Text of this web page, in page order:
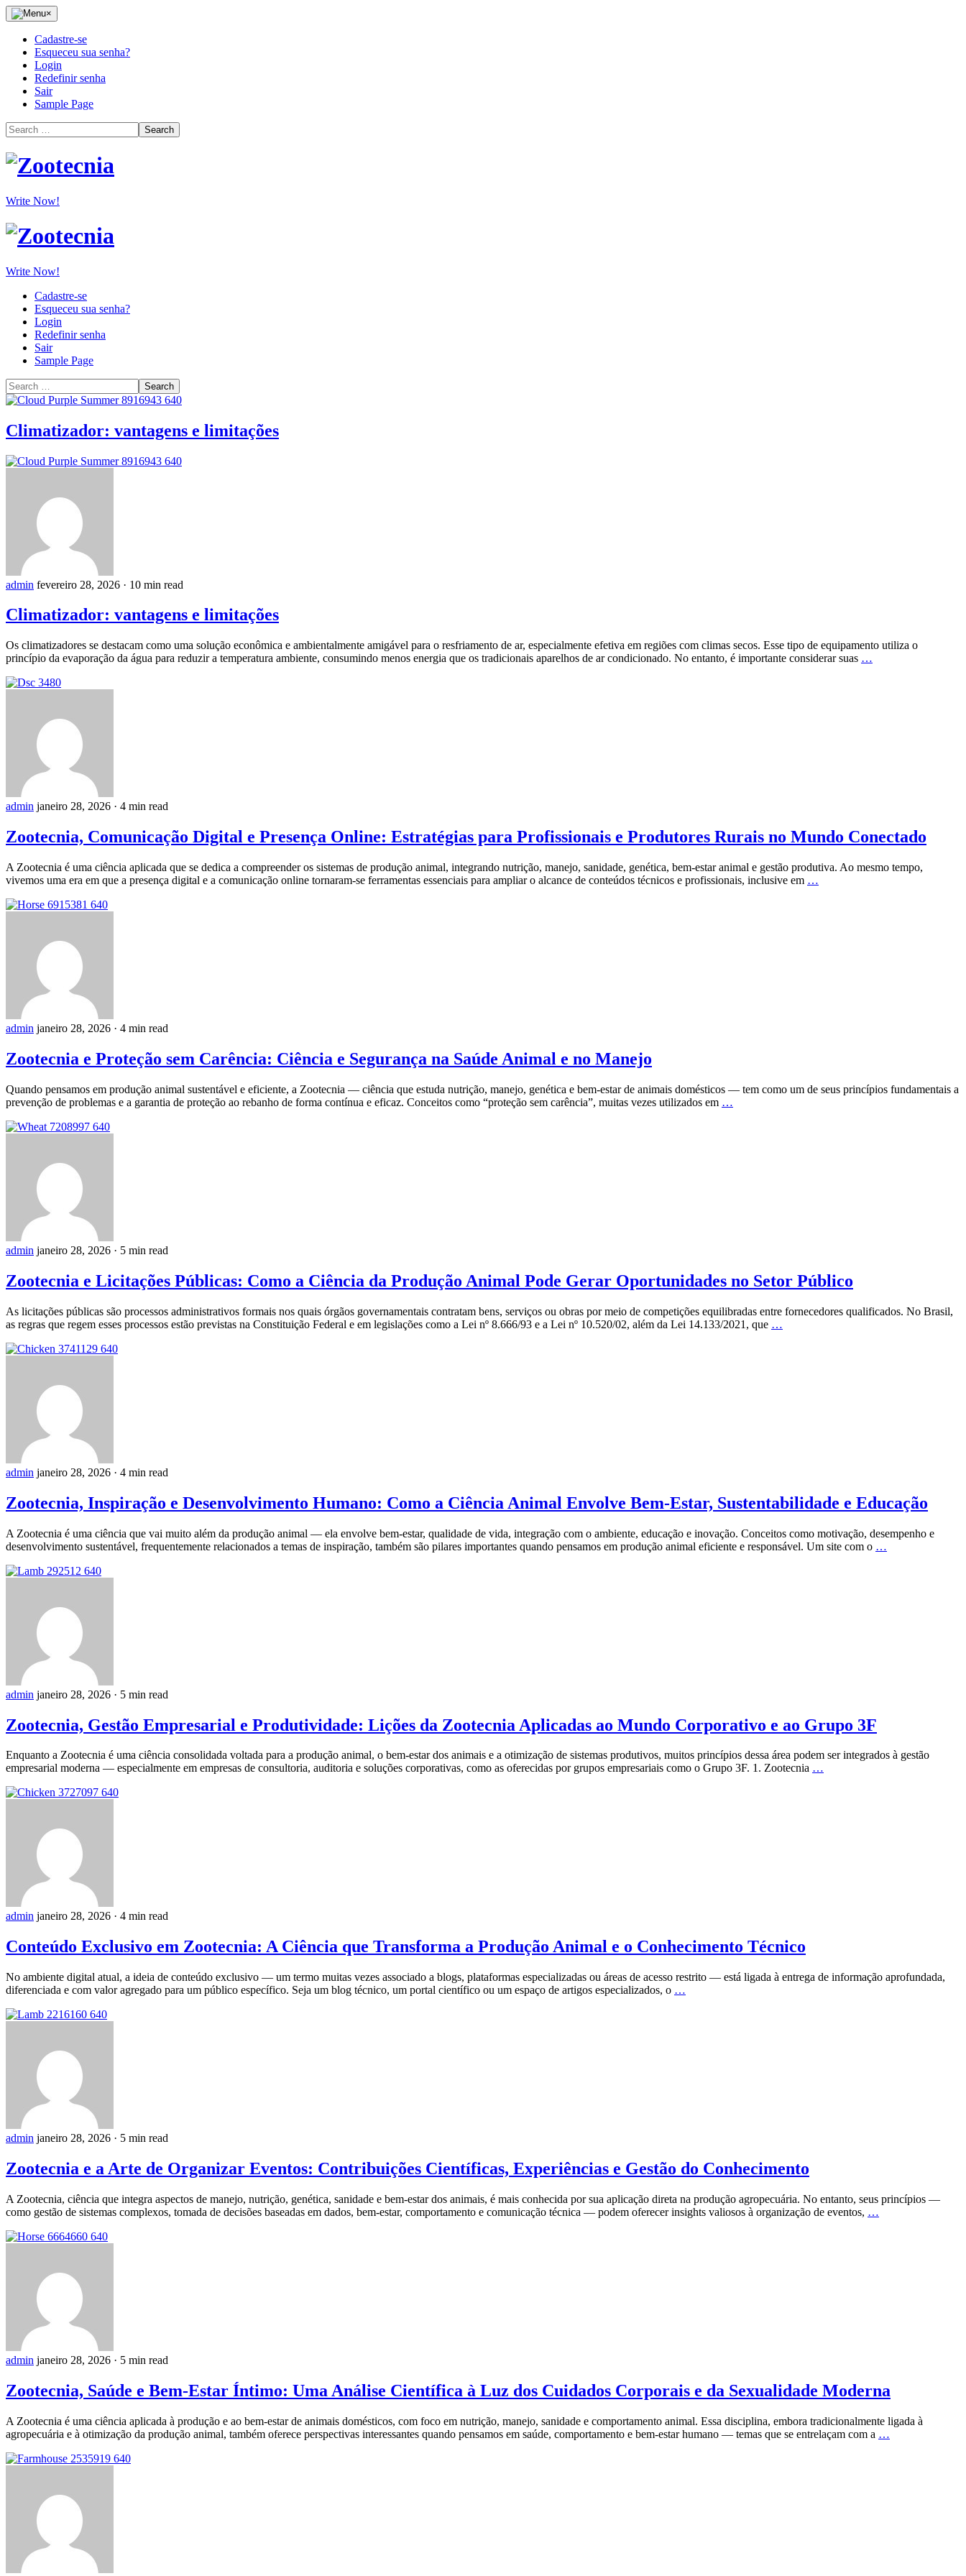
Skip
to
content
Menu ×
Cadastre-se
Esqueceu sua senha?
Login
Redefinir senha
Sair
Sample Page
Search
for:
Zootecnia
Write Now!
Zootecnia
Write Now!
Cadastre-se
Esqueceu sua senha?
Login
Redefinir senha
Sair
Sample Page
Search
for:
Climatizador: vantagens e limitações
admin fevereiro 28, 2026 · 10 min read
Climatizador: vantagens e limitações
Os climatizadores se destacam como uma solução econômica e ambientalmente amigável para o resfriamento de ar, especialmente efetiva em regiões com climas secos. Esse tipo de equipamento utiliza o
princípio da evaporação da água para reduzir a temperatura ambiente, consumindo menos energia que os tradicionais aparelhos de ar condicionado. No entanto, é importante considerar suas …
admin janeiro 28, 2026 · 4 min read
Zootecnia, Comunicação Digital e Presença Online: Estratégias para Profissionais e Produtores Rurais no Mundo Conectado
A Zootecnia é uma ciência aplicada que se dedica a compreender os sistemas de produção animal, integrando nutrição, manejo, sanidade, genética, bem-estar animal e gestão produtiva. Ao mesmo tempo,
vivemos uma era em que a presença digital e a comunicação online tornaram-se ferramentas essenciais para ampliar o alcance de conteúdos técnicos e profissionais, inclusive em …
admin janeiro 28, 2026 · 4 min read
Zootecnia e Proteção sem Carência: Ciência e Segurança na Saúde Animal e no Manejo
Quando pensamos em produção animal sustentável e eficiente, a Zootecnia — ciência que estuda nutrição, manejo, genética e bem-estar de animais domésticos — tem como um de seus princípios fundamentais a
prevenção de problemas e a garantia de proteção ao rebanho de forma contínua e eficaz. Conceitos como “proteção sem carência”, muitas vezes utilizados em …
admin janeiro 28, 2026 · 5 min read
Zootecnia e Licitações Públicas: Como a Ciência da Produção Animal Pode Gerar Oportunidades no Setor Público
As licitações públicas são processos administrativos formais nos quais órgãos governamentais contratam bens, serviços ou obras por meio de competições equilibradas entre fornecedores qualificados. No Brasil,
as regras que regem esses processos estão previstas na Constituição Federal e em legislações como a Lei nº 8.666/93 e a Lei nº 10.520/02, além da Lei 14.133/2021, que …
admin janeiro 28, 2026 · 4 min read
Zootecnia, Inspiração e Desenvolvimento Humano: Como a Ciência Animal Envolve Bem-Estar, Sustentabilidade e Educação
A Zootecnia é uma ciência que vai muito além da produção animal — ela envolve bem-estar, qualidade de vida, integração com o ambiente, educação e inovação. Conceitos como motivação, desempenho e
desenvolvimento sustentável, frequentemente relacionados a temas de inspiração, também são pilares importantes quando pensamos em produção animal eficiente e responsável. Um site com o …
admin janeiro 28, 2026 · 5 min read
Zootecnia, Gestão Empresarial e Produtividade: Lições da Zootecnia Aplicadas ao Mundo Corporativo e ao Grupo 3F
Enquanto a Zootecnia é uma ciência consolidada voltada para a produção animal, o bem-estar dos animais e a otimização de sistemas produtivos, muitos princípios dessa área podem ser integrados à gestão
empresarial moderna — especialmente em empresas de consultoria, auditoria e soluções corporativas, como as oferecidas por grupos empresariais como o Grupo 3F. 1. Zootecnia …
admin janeiro 28, 2026 · 4 min read
Conteúdo Exclusivo em Zootecnia: A Ciência que Transforma a Produção Animal e o Conhecimento Técnico
No ambiente digital atual, a ideia de conteúdo exclusivo — um termo muitas vezes associado a blogs, plataformas especializadas ou áreas de acesso restrito — está ligada à entrega de informação aprofundada,
diferenciada e com valor agregado para um público específico. Seja um blog técnico, um portal científico ou um espaço de artigos especializados, o …
admin janeiro 28, 2026 · 5 min read
Zootecnia e a Arte de Organizar Eventos: Contribuições Científicas, Experiências e Gestão do Conhecimento
A Zootecnia, ciência que integra aspectos de manejo, nutrição, genética, sanidade e bem-estar dos animais, é mais conhecida por sua aplicação direta na produção agropecuária. No entanto, seus princípios —
como gestão de sistemas complexos, tomada de decisões baseadas em dados, bem-estar, comportamento e comunicação técnica — podem oferecer insights valiosos à organização de eventos, …
admin janeiro 28, 2026 · 5 min read
Zootecnia, Saúde e Bem-Estar Íntimo: Uma Análise Científica à Luz dos Cuidados Corporais e da Sexualidade Moderna
A Zootecnia é uma ciência aplicada à produção e ao bem-estar de animais domésticos, com foco em nutrição, manejo, sanidade e comportamento animal. Essa disciplina, embora tradicionalmente ligada à
agropecuária e à otimização da produção animal, também oferece perspectivas interessantes quando pensamos em saúde, comportamento e bem-estar humano — temas que se entrelaçam com a …